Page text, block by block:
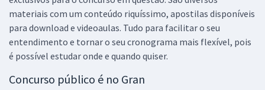
materiais com um conteúdo riquíssimo, apostilas disponíveis
para download e videoaulas. Tudo para facilitar o seu
entendimento e tornar o seu cronograma mais flexível, pois
é possível estudar onde e quando quiser.
Concurso público é no Gran